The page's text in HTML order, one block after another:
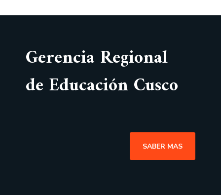
Gerencia Regional
de Educación Cusco
SABER MAS